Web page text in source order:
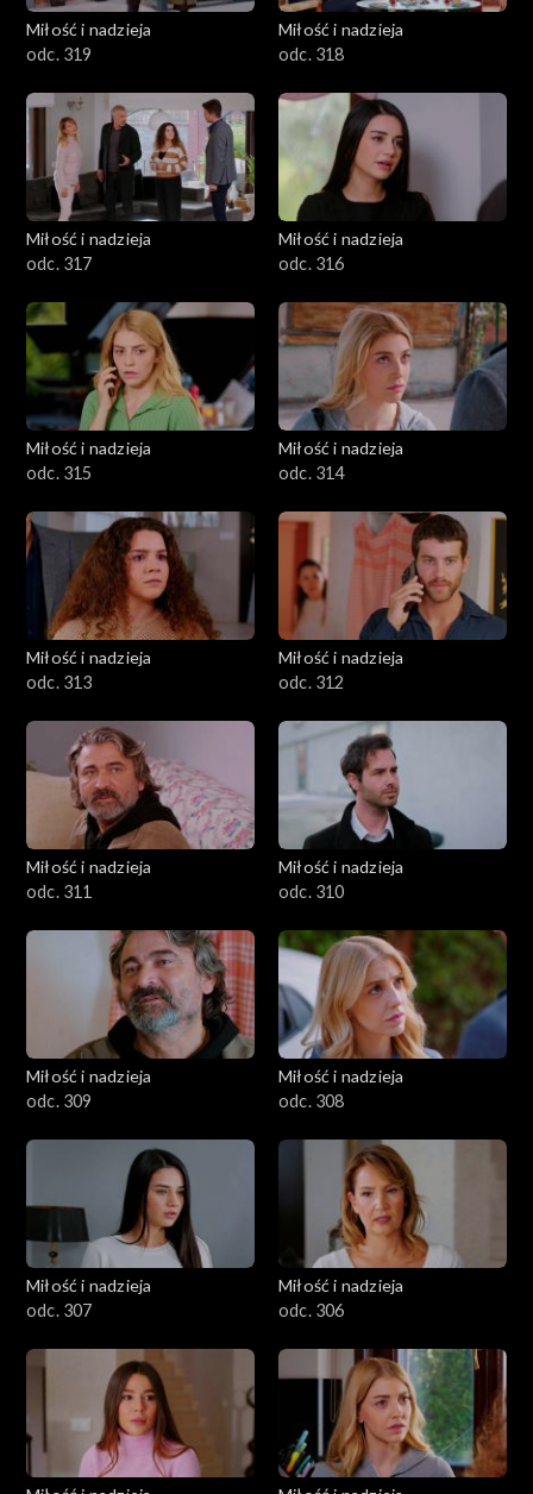
Miłość i nadzieja
odc. 319
Miłość i nadzieja
odc. 318
Miłość i nadzieja
odc. 317
Miłość i nadzieja
odc. 316
Miłość i nadzieja
odc. 315
Miłość i nadzieja
odc. 314
Miłość i nadzieja
odc. 313
Miłość i nadzieja
odc. 312
Miłość i nadzieja
odc. 311
Miłość i nadzieja
odc. 310
Miłość i nadzieja
odc. 309
Miłość i nadzieja
odc. 308
Miłość i nadzieja
odc. 307
Miłość i nadzieja
odc. 306